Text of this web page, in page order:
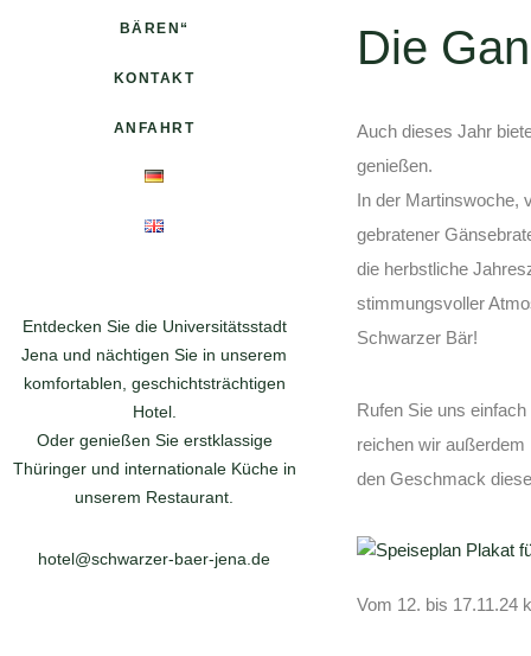
BÄREN“
KONTAKT
ANFAHRT
Entdecken Sie die Universitätsstadt
Jena und nächtigen Sie in unserem
komfortablen, geschichtsträchtigen
Hotel.
Oder genießen Sie erstklassige
Thüringer und internationale Küche in
unserem Restaurant.
hotel@schwarzer-baer-jena.de
Die
Auch dieses Jahr
genießen.
In der Martinswoche,
gebratener
die herbstliche
stimmungsvoller
Schwarzer Bär!
Rufen Sie uns
reichen wir
den Geschmack
Vom 12. bis 17.11.24